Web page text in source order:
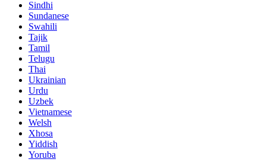
Sindhi
Sundanese
Swahili
Tajik
Tamil
Telugu
Thai
Ukrainian
Urdu
Uzbek
Vietnamese
Welsh
Xhosa
Yiddish
Yoruba